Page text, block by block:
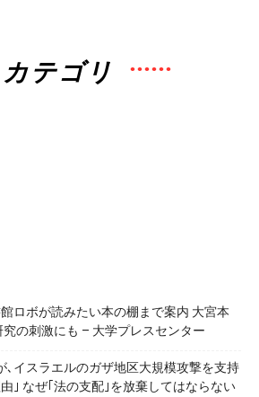
カテゴリ
ロボが読みたい本の棚まで案内 大宮本
の刺激にも – 大学プレスセンター
､イスラエルのガザ地区大規模攻撃を支持
｣ なぜ｢法の支配｣を放棄してはならない